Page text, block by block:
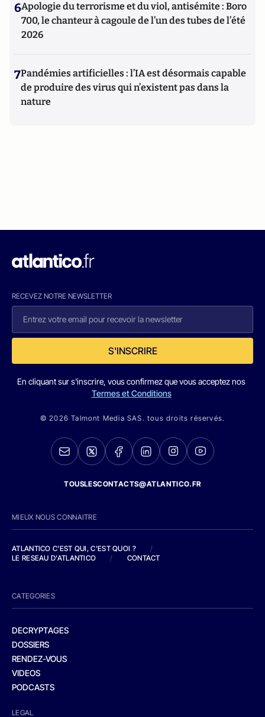
6Apologie du terrorisme et du viol, antisémite : Boro
700, le chanteur à cagoule de l’un des tubes de l’été
2026
7Pandémies artificielles : l’IA est désormais capable
de produire des virus qui n’existent pas dans la
nature
RECEVEZ NOTRE NEWSLETTER
S'INSCRIRE
En cliquant sur s'inscrire, vous confirmez que vous acceptez nos
Termes et Conditions
© 2026 Talmont Media SAS. tous droits réservés.
TOUSLESCONTACTS@ATLANTICO.FR
MIEUX NOUS CONNAITRE
ATLANTICO C'EST QUI, C'EST QUOI ?
/
LE RESEAU D'ATLANTICO
/ CONTACT
CATEGORIES
DECRYPTAGES
DOSSIERS
RENDEZ-VOUS
VIDEOS
PODCASTS
LEGAL